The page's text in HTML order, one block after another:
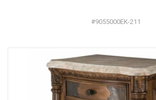
#9055000EK-211